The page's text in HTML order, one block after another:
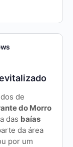
de
do Morro
das baías
da área
por um